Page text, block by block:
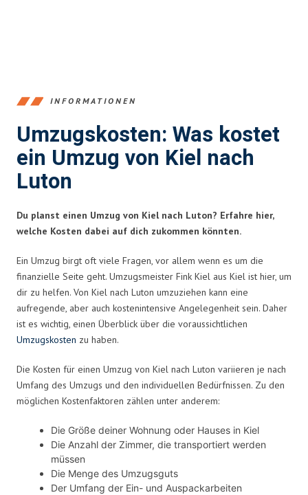
INFORMATIONEN
Umzugskosten: Was kostet
ein Umzug von Kiel nach
Luton
Du planst einen Umzug von Kiel nach Luton? Erfahre hier,
welche Kosten dabei auf dich zukommen könnten.
Ein Umzug birgt oft viele Fragen, vor allem wenn es um die
finanzielle Seite geht. Umzugsmeister Fink Kiel aus Kiel ist hier, um
dir zu helfen. Von Kiel nach Luton umzuziehen kann eine
aufregende, aber auch kostenintensive Angelegenheit sein. Daher
ist es wichtig, einen Überblick über die voraussichtlichen
Umzugskosten zu haben.
Die Kosten für einen Umzug von Kiel nach Luton variieren je nach
Umfang des Umzugs und den individuellen Bedürfnissen. Zu den
möglichen Kostenfaktoren zählen unter anderem:
Die Größe deiner Wohnung oder Hauses in Kiel
Die Anzahl der Zimmer, die transportiert werden
müssen
Die Menge des Umzugsguts
Der Umfang der Ein- und Auspackarbeiten